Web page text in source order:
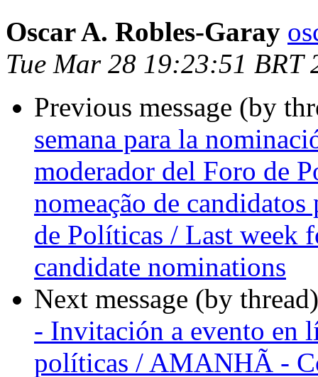
Oscar A. Robles-Garay
Tue Mar 28 19:23:51 BRT
Previous message (by
semana para la
moderador del Foro de
nomeação de
de Políticas / Last week
candidate nominations
Next message (by
- Invitación a evento en
políticas / AMANHÃ -